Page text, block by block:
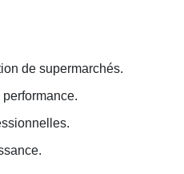
de supermarchés.
performance.